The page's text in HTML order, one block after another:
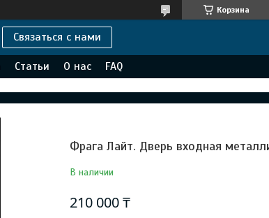
Корзина
Связаться с нами
Статьи О нас FAQ
Фрага Лайт. Дверь входная
В наличии
210 000 ₸